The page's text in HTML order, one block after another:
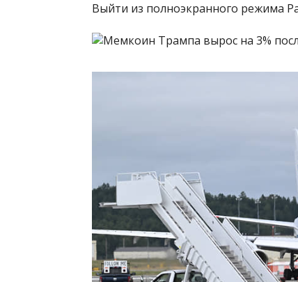
Выйти из полноэкранного режима